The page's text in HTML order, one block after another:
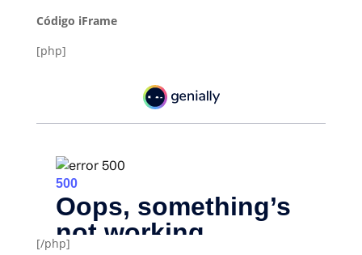
Código iFrame
[php]
[/php]